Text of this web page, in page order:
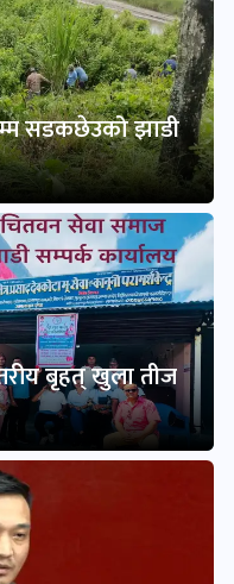
सडकछेउको झाडी
बृहत् खुला तीज